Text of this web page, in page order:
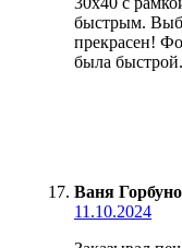
быстрым.
прекрасен!
была
Ваня
11.10.2024